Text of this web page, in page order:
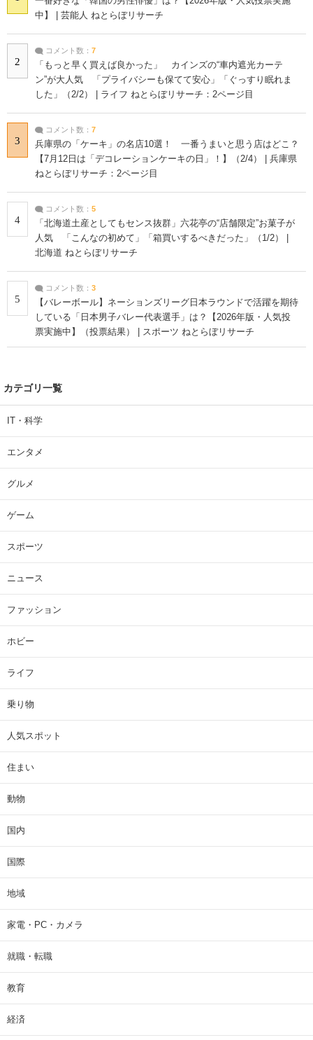
中】 | 芸能人 ねとらぼリサーチ
2
コメント数： 7
「もっと早く買えば良かった」 カインズの“車内遮光カーテ
ン”が大人気 「プライバシーも保てて安心」「ぐっすり眠れま
した」（2/2） | ライフ ねとらぼリサーチ：2ページ目
3
コメント数： 7
兵庫県の「ケーキ」の名店10選！ 一番うまいと思う店はどこ？
【7月12日は「デコレーションケーキの日」！】（2/4） | 兵庫県
ねとらぼリサーチ：2ページ目
4
コメント数： 5
「北海道土産としてもセンス抜群」六花亭の“店舗限定”お菓子が
人気 「こんなの初めて」「箱買いするべきだった」（1/2） |
北海道 ねとらぼリサーチ
5
コメント数： 3
【バレーボール】ネーションズリーグ日本ラウンドで活躍を期待
している「日本男子バレー代表選手」は？【2026年版・人気投
票実施中】（投票結果） | スポーツ ねとらぼリサーチ
カテゴリ一覧
IT・科学
エンタメ
グルメ
ゲーム
スポーツ
ニュース
ファッション
ホビー
ライフ
乗り物
人気スポット
住まい
動物
国内
国際
地域
家電・PC・カメラ
就職・転職
教育
経済